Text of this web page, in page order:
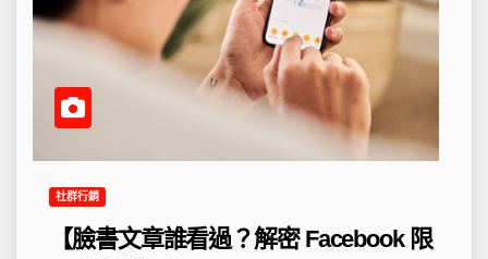
社群行銷
【臉書文章誰看過？解密 Facebook 限